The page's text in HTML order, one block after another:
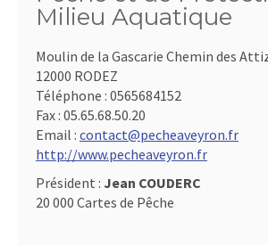
Milieu Aquatique
Moulin de la Gascarie Chemin des
12000 RODEZ
Téléphone : 0565684152
Fax : 05.65.68.50.20
Email : contact@pecheaveyron.fr
http://www.pecheaveyron.fr
Président : Jean COUDERC
20 000 Cartes de Pêche